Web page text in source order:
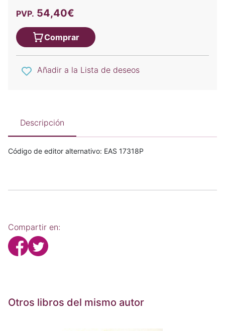
PVP. 54,40€
Comprar
Añadir a la Lista de deseos
Descripción
Código de editor alternativo: EAS 17318P
Compartir en:
Otros libros del mismo autor